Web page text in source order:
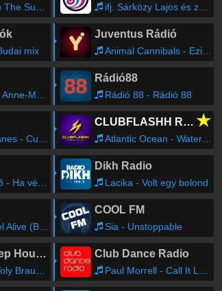
Down ifj. Sárközy Lajos és zenekara - Szeretnélek újra rózsák között látni; Lassú tánccsárdás; Erdő szélén puszta csárda; Friss csárdás
mix
Juventus Rádió
Animal Cannibals - Ezittaz
Guetta - Cry Baby
Rádió88
Rádió 88 - Rádió 88
de Colombia
CLUBFLASHH Radio ★
Atlantic Ocean - Waterfalls 2002 (ATB Radio Remix)
egy szerelem
Dikh Radio
Lacika - Volt egy bolond
Remix)
COOL FM
Sia - Unstoppable
DHR FM - Deep House Radio
Moondance
Club Dance Radio
Paul Morrell - Call It Love